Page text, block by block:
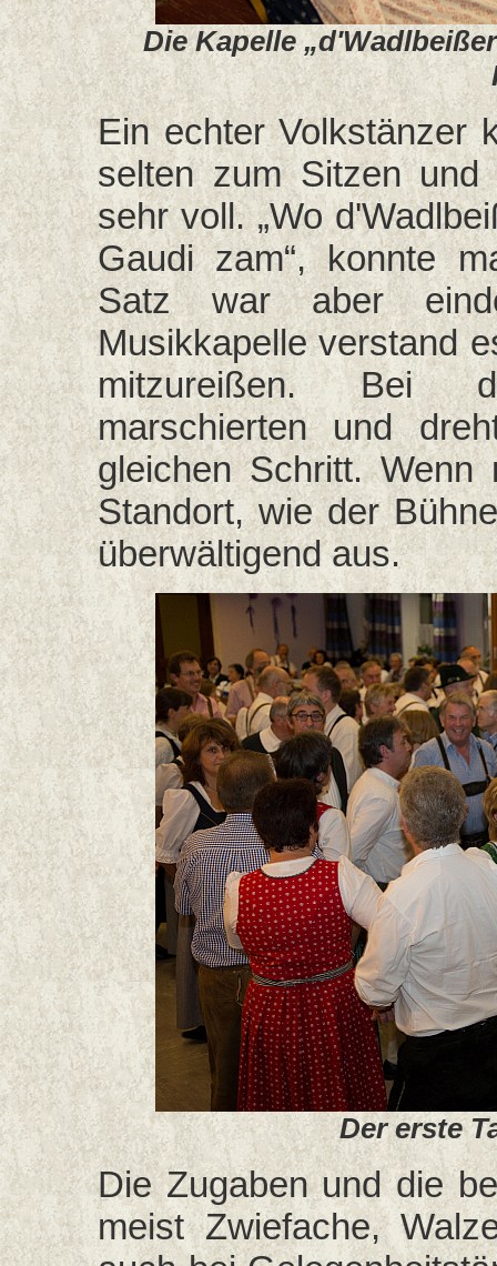
Die Kapelle
Ein echter Volkstänzer
selten zum Sitzen
sehr voll. „Wo
Gaudi zam“, konnte
Satz war aber
Musikkapelle verstand
mitzureißen. Bei
marschierten und
gleichen Schritt.
Standort, wie der
überwältigend aus.
Der erste
Die Zugaben und die
meist Zwiefache,